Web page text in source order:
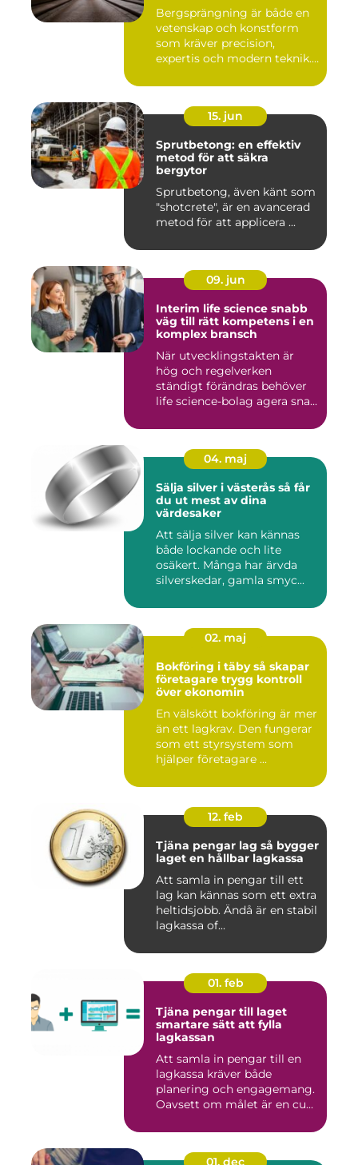
Bergsprängning är både en
vetenskap och konstform
som kräver precision,
expertis och modern teknik.
15. jun
Sprutbetong: en effektiv
metod för att säkra
bergytor
Sprutbetong, även känt som
"shotcrete", är en avancerad
metod för att applicera ...
09. jun
Interim life science snabb
väg till rätt kompetens i en
komplex bransch
När utvecklingstakten är
hög och regelverken
ständigt förändras behöver
life science-bolag agera sna...
04. maj
Sälja silver i västerås så får
du ut mest av dina
värdesaker
Att sälja silver kan kännas
både lockande och lite
osäkert. Många har ärvda
silverskedar, gamla smyc...
02. maj
Bokföring i täby så skapar
företagare trygg kontroll
över ekonomin
En välskött bokföring är mer
än ett lagkrav. Den fungerar
som ett styrsystem som
hjälper företagare ...
12. feb
Tjäna pengar lag så bygger
laget en hållbar lagkassa
Att samla in pengar till ett
lag kan kännas som ett extra
heltidsjobb. Ändå är en stabil
lagkassa of...
01. feb
Tjäna pengar till laget
smartare sätt att fylla
lagkassan
Att samla in pengar till en
lagkassa kräver både
planering och engagemang.
Oavsett om målet är en cu...
01. dec